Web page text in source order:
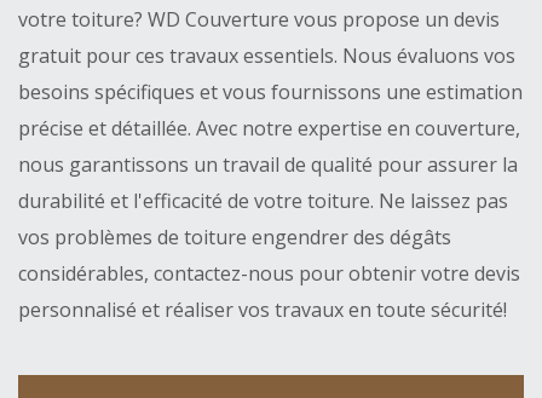
votre toiture? WD Couverture vous propose un devis
gratuit pour ces travaux essentiels. Nous évaluons vos
besoins spécifiques et vous fournissons une estimation
précise et détaillée. Avec notre expertise en couverture,
nous garantissons un travail de qualité pour assurer la
durabilité et l'efficacité de votre toiture. Ne laissez pas
vos problèmes de toiture engendrer des dégâts
considérables, contactez-nous pour obtenir votre devis
personnalisé et réaliser vos travaux en toute sécurité!